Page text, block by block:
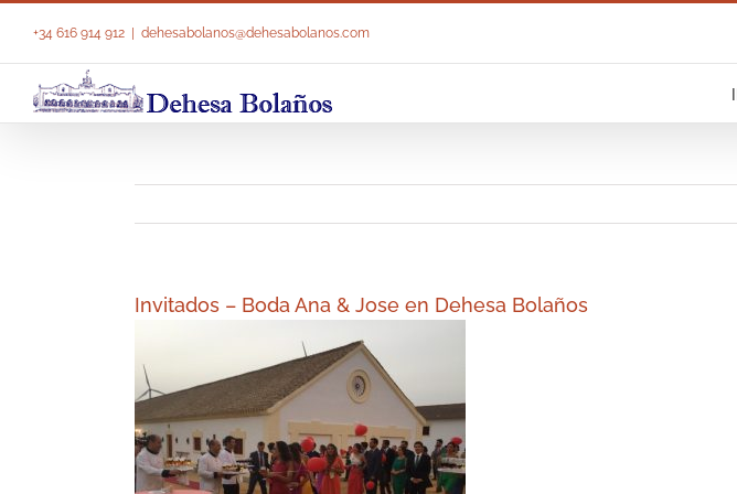
+34 616 914 912 dehesabolanos@dehesabolanos.com
Invitados – Boda Ana & Jose en Dehesa Bolaños